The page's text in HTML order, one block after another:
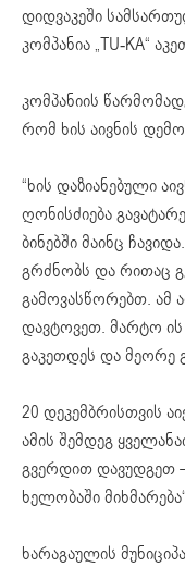
დიდვაკეში
კომპანია „TU-KA“
კომპანიის
რომ ხის აივნის
“ხის დაზიანებული
ღონისძიება
ბინებში მაინც
გრძნობს და რითაც
გამოვასწორებთ. ამ
დავტოვეთ. მარტო
გაკეთდეს და მეორე
20 დეკემბრისთვის
ამის შემდეგ
გვერდით დავუდგეთ –
ხელობაში
ხარაგაულის